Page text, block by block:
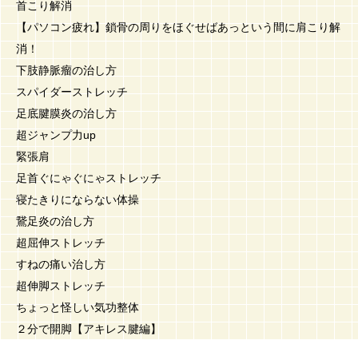
首こり解消
【パソコン疲れ】鎖骨の周りをほぐせばあっという間に肩こり解
消！
下肢静脈瘤の治し方
スパイダーストレッチ
足底腱膜炎の治し方
超ジャンプ力up
緊張肩
足首ぐにゃぐにゃストレッチ
寝たきりにならない体操
鵞足炎の治し方
超屈伸ストレッチ
すねの痛い治し方
超伸脚ストレッチ
ちょっと怪しい気功整体
２分で開脚【アキレス腱編】